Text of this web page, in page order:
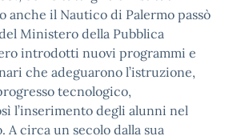
anche il Nautico di Palermo passò
Ministero della Pubblica
introdotti nuovi programmi e
che adeguarono l’istruzione,
tecnologico,
l’inserimento degli alunni nel
A circa un secolo dalla sua